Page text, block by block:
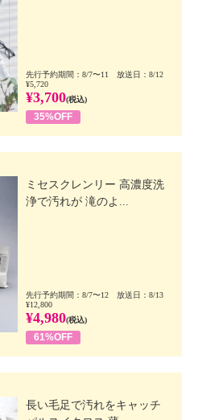
先行予約期間：8/7〜11 放送日：8/12
¥5,720
¥3,700(税込)
35%OFF
ミセスクレンリー 高濃度洗
浄で汚れが 滝のよ...
先行予約期間：8/7〜12 放送日：8/13
¥12,800
¥4,980(税込)
61%OFF
長い毛足で汚れをキャッチ